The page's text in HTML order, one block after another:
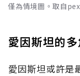
僅為情境圖。取自
愛因斯坦的
愛因斯坦或許是